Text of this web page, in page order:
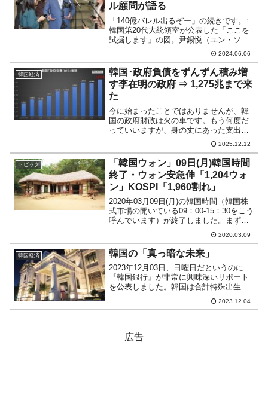
ル顧問が語る
「140億バレル出るぞー」の続きです。↑
韓国第20代大統領室が公表した「ここを
試掘します」の図。尹錫悦（ユン・ソギ
ョル）大統領自身が説明するほど力の入
った「日本海の韓国領海内に最大140億バ
レルの原油、天然ガスがある」という説
明でしたが、韓...
2024.06.06
韓国経済
韓国･政府負債をずんずん積み増
す李在明の政府 ⇒ 1,275兆まで来
た
今に始まったことではありませんが、韓
国の政府財政は火の車です。もう何度だ
っていいますが、身の丈にあった支出規
模に抑えないからです。韓国政府が将来
「債務によるドボン騒動を起こす」な
ら、その遠因は文在寅が指弾されるべき
です。この男の鶴の一声で政...
2025.12.12
トピック
「韓国ウォン」09日(月)韓国時間
終了・ウォン安急伸「1,204ウォ
ン」KOSPI「1,960割れ」
2020年03月09日(月)の韓国時間（韓国株
式市場の開いている09：00-15：30をこう
呼んでいます）が終了しました。まずド
ルウォンですが、15：34現在（日本時
間）以下のようになっています（チャー
トは『Investing.com』より...
2020.03.09
韓国経済 韓国の「真っ暗な未来」
2023年12月03日、日曜日だというのに
『韓国銀行』が非常に興味深いリポート
を公表しました。韓国は合計特殊出生率
が世界最悪まで落ちて、「世界で最初に
人口減少によって消滅する国」と目され
2023.12.04
広告